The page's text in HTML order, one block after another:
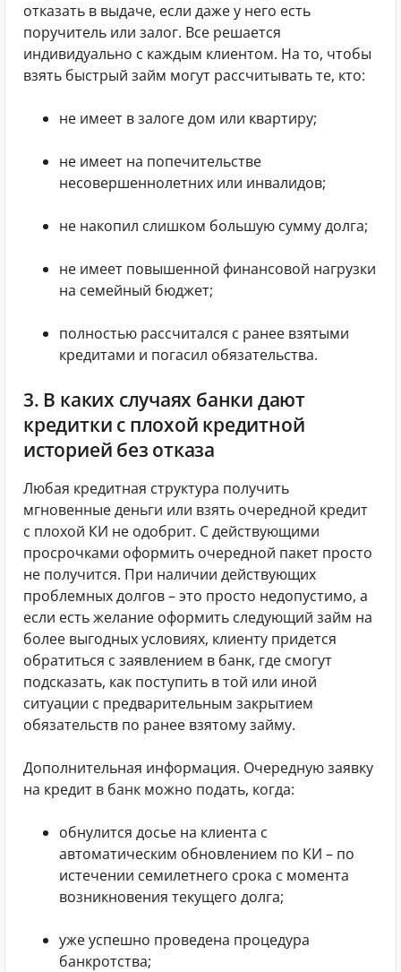
отказать в выдаче, если даже у него есть
поручитель или залог. Все решается
индивидуально с каждым клиентом. На то, чтобы
взять быстрый займ могут рассчитывать те, кто:
не имеет в залоге дом или квартиру;
не имеет на попечительстве
несовершеннолетних или инвалидов;
не накопил слишком большую сумму долга;
не имеет повышенной финансовой нагрузки
на семейный бюджет;
полностью рассчитался с ранее взятыми
кредитами и погасил обязательства.
3. В каких случаях банки дают
кредитки с плохой кредитной
историей без отказа
Любая кредитная структура получить
мгновенные деньги или взять очередной кредит
с плохой КИ не одобрит. С действующими
просрочками оформить очередной пакет просто
не получится. При наличии действующих
проблемных долгов – это просто недопустимо, а
если есть желание оформить следующий займ на
более выгодных условиях, клиенту придется
обратиться с заявлением в банк, где смогут
подсказать, как поступить в той или иной
ситуации с предварительным закрытием
обязательств по ранее взятому займу.
Дополнительная информация. Очередную заявку
на кредит в банк можно подать, когда:
обнулится досье на клиента с
автоматическим обновлением по КИ – по
истечении семилетнего срока с момента
возникновения текущего долга;
уже успешно проведена процедура
банкротства;